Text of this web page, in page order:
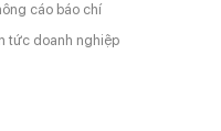
cáo báo chí
tức doanh nghiệp